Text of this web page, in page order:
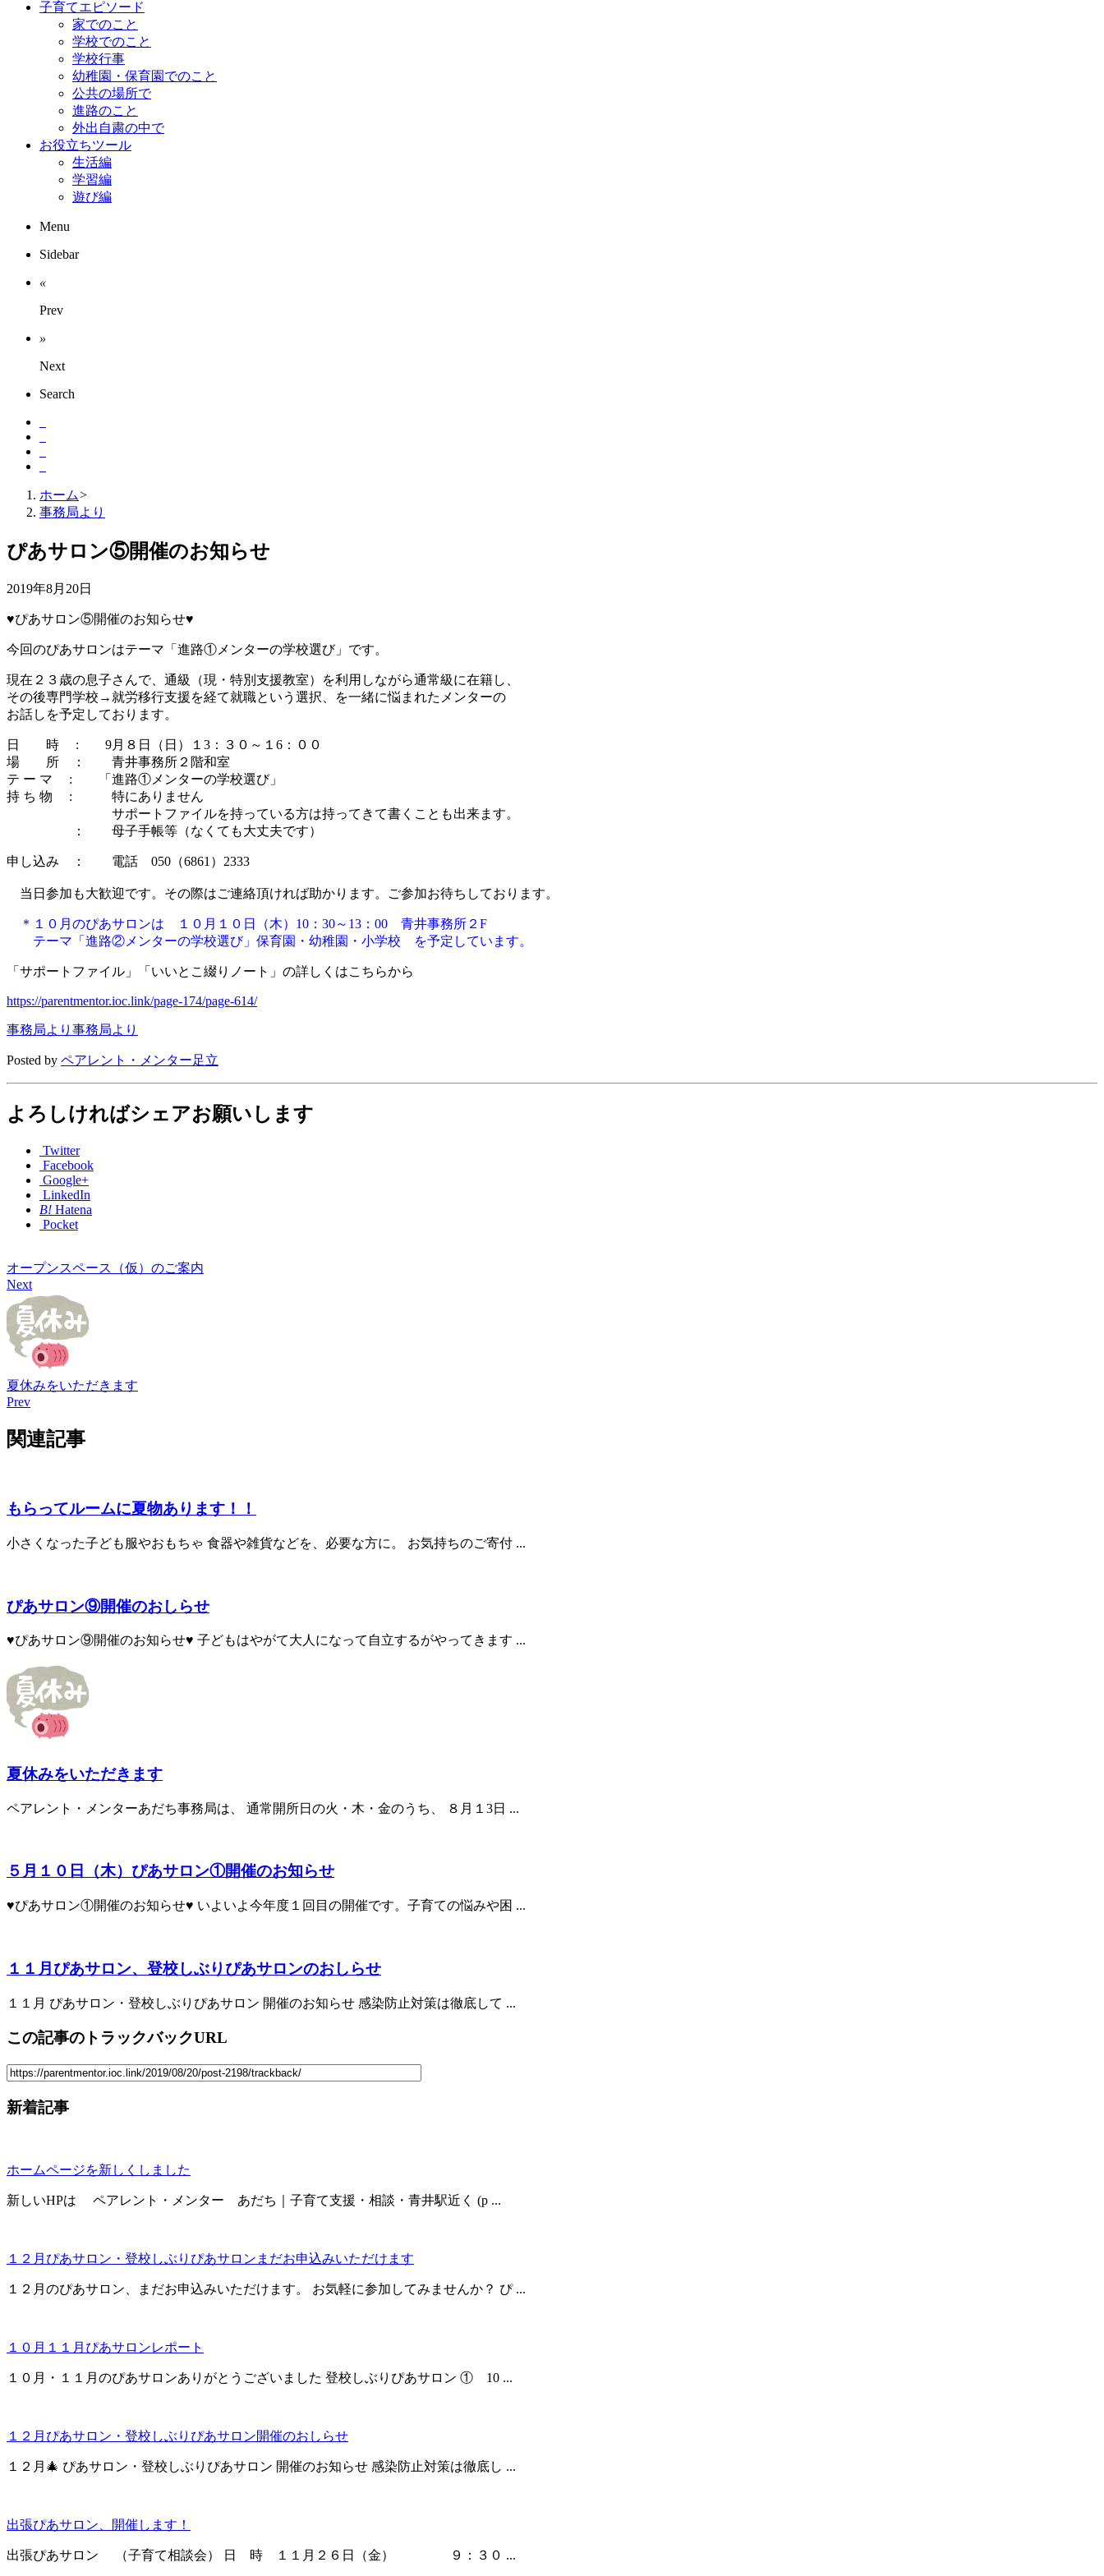
子育てエピソード
家でのこと
学校でのこと
学校行事
幼稚園・保育園でのこと
公共の場所で
進路のこと
外出自粛の中で
お役立ちツール
生活編
学習編
遊び編
Menu
Sidebar
«
Prev
»
Next
Search
ホーム>
事務局より
ぴあサロン⑤開催のお知らせ
2019年8月20日
♥ぴあサロン⑤開催のお知らせ♥
今回のぴあサロンはテーマ「進路①メンターの学校選び」です。
現在２３歳の息子さんで、通級（現・特別支援教室）を利用しながら通常級に在籍し、
その後専門学校→就労移行支援を経て就職という選択、を一緒に悩まれたメンターの
お話しを予定しております。
日 時 : 9月８日（日）１3：３０～１6：００
場 所 ： 青井事務所２階和室
テ ー マ : 「進路①メンターの学校選び」
持 ち 物 : 特にありません
サポートファイルを持っている方は持ってきて書くことも出来ます。
： 母子手帳等（なくても大丈夫です）
申し込み ： 電話 050（6861）2333
当日参加も大歓迎です。その際はご連絡頂ければ助かります。ご参加お待ちしております。
＊１０月のぴあサロンは １０月１０日（木）10：30～13：00 青井事務所２F
テーマ「進路②メンターの学校選び」保育園・幼稚園・小学校 を予定しています。
「サポートファイル」「いいとこ綴りノート」の詳しくはこちらから
https://parentmentor.ioc.link/page-174/page-614/
事務局より 事務局より
Posted by ペアレント・メンター足立
よろしければシェアお願いします
Twitter
Facebook
Google+
LinkedIn
B! Hatena
Pocket
オープンスペース（仮）のご案内
Next
夏休みをいただきます
Prev
関連記事
もらってルームに夏物あります！！
小さくなった子ども服やおもちゃ 食器や雑貨などを、必要な方に。 お気持ちのご寄付 ...
ぴあサロン⑨開催のおしらせ
♥ぴあサロン⑨開催のお知らせ♥ 子どもはやがて大人になって自立するがやってきます ...
夏休みをいただきます
ペアレント・メンターあだち事務局は、 通常開所日の火・木・金のうち、 ８月１3日 ...
５月１０日（木）ぴあサロン①開催のお知らせ
♥ぴあサロン①開催のお知らせ♥ いよいよ今年度１回目の開催です。子育ての悩みや困 ...
１１月ぴあサロン、登校しぶりぴあサロンのおしらせ
１１月 ぴあサロン・登校しぶりぴあサロン 開催のお知らせ 感染防止対策は徹底して ...
この記事のトラックバックURL
新着記事
ホームページを新しくしました
新しいHPは ペアレント・メンター あだち｜子育て支援・相談・青井駅近く (p ...
１２月ぴあサロン・登校しぶりぴあサロンまだお申込みいただけます
１２月のぴあサロン、まだお申込みいただけます。 お気軽に参加してみませんか？ ぴ ...
１０月１１月ぴあサロンレポート
１０月・１１月のぴあサロンありがとうございました 登校しぶりぴあサロン ① 10 ...
１２月ぴあサロン・登校しぶりぴあサロン開催のおしらせ
１２月🎄 ぴあサロン・登校しぶりぴあサロン 開催のお知らせ 感染防止対策は徹底し ...
出張ぴあサロン、開催します！
出張ぴあサロン （子育て相談会） 日 時 １１月２６日（金） ９：３０ ...